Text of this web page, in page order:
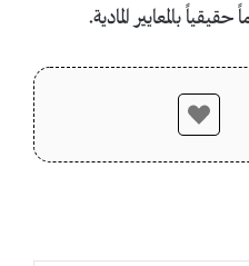
بالمعايير المادية.